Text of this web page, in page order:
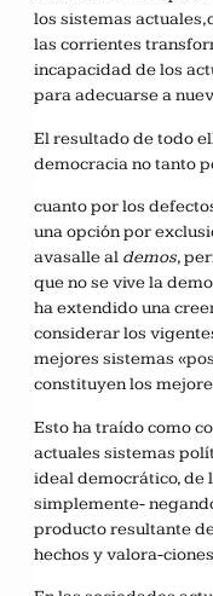
los sistemas
las corrientes
incapacidad de los
para adecuarse a
El resultado de todo
democracia no tanto
cuanto por los
una opción por
avasalle al demos,
que no se vive la
ha extendido una
considerar los
mejores sistemas
constituyen los
Esto ha traído como
actuales sistemas
ideal democrático, de
simplemente-
producto resultante
hechos y valora-